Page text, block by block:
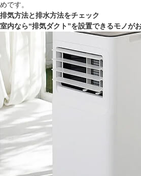
めです。
排気方法と排水方法をチェック
室内なら“排気ダクト”を設置できるモノが